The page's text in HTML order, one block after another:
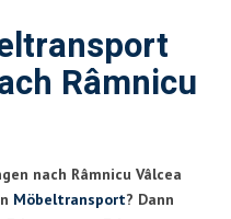
Râmnicu
nach Râmnicu Vâlcea
Möbeltransport? Dann